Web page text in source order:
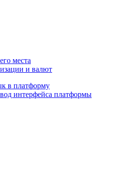
места
и валют
в платформу
интерфейса платформы